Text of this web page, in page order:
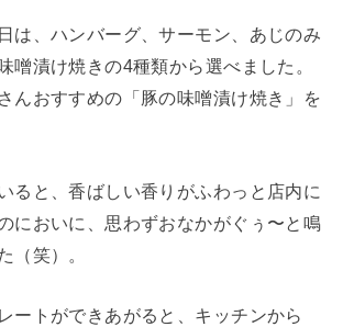
は、ハンバーグ、サーモン、あじのみ
噌漬け焼きの4種類から選べました。
んおすすめの「豚の味噌漬け焼き」を
ると、香ばしい香りがふわっと店内に
においに、思わずおなかがぐぅ〜と鳴
（笑）。
ートができあがると、キッチンから